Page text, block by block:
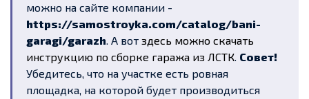
можно на сайте компании -
https://samostroyka.com/catalog/bani-
garagi/garazh. А вот здесь можно скачать
инструкцию по сборке гаража из ЛСТК. Совет!
Убедитесь, что на участке есть ровная
площадка, на которой будет производиться